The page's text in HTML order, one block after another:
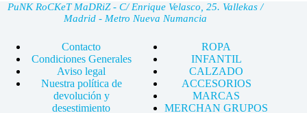
PuNK RoCKeT MaDRiZ - C/ Enrique Velasco, 25. Vallekas /
Madrid - Metro Nueva Numancia
Contacto
Condiciones Generales
Aviso legal
Nuestra política de
devolución y
desestimiento
ROPA
INFANTIL
CALZADO
ACCESORIOS
MARCAS
MERCHAN GRUPOS